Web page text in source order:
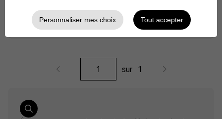
Voir l’offre
plus de 1 mois
sur 1
Personnaliser mes choix Tout accepter